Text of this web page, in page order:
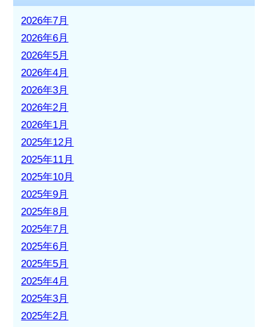
2026年7月
2026年6月
2026年5月
2026年4月
2026年3月
2026年2月
2026年1月
2025年12月
2025年11月
2025年10月
2025年9月
2025年8月
2025年7月
2025年6月
2025年5月
2025年4月
2025年3月
2025年2月